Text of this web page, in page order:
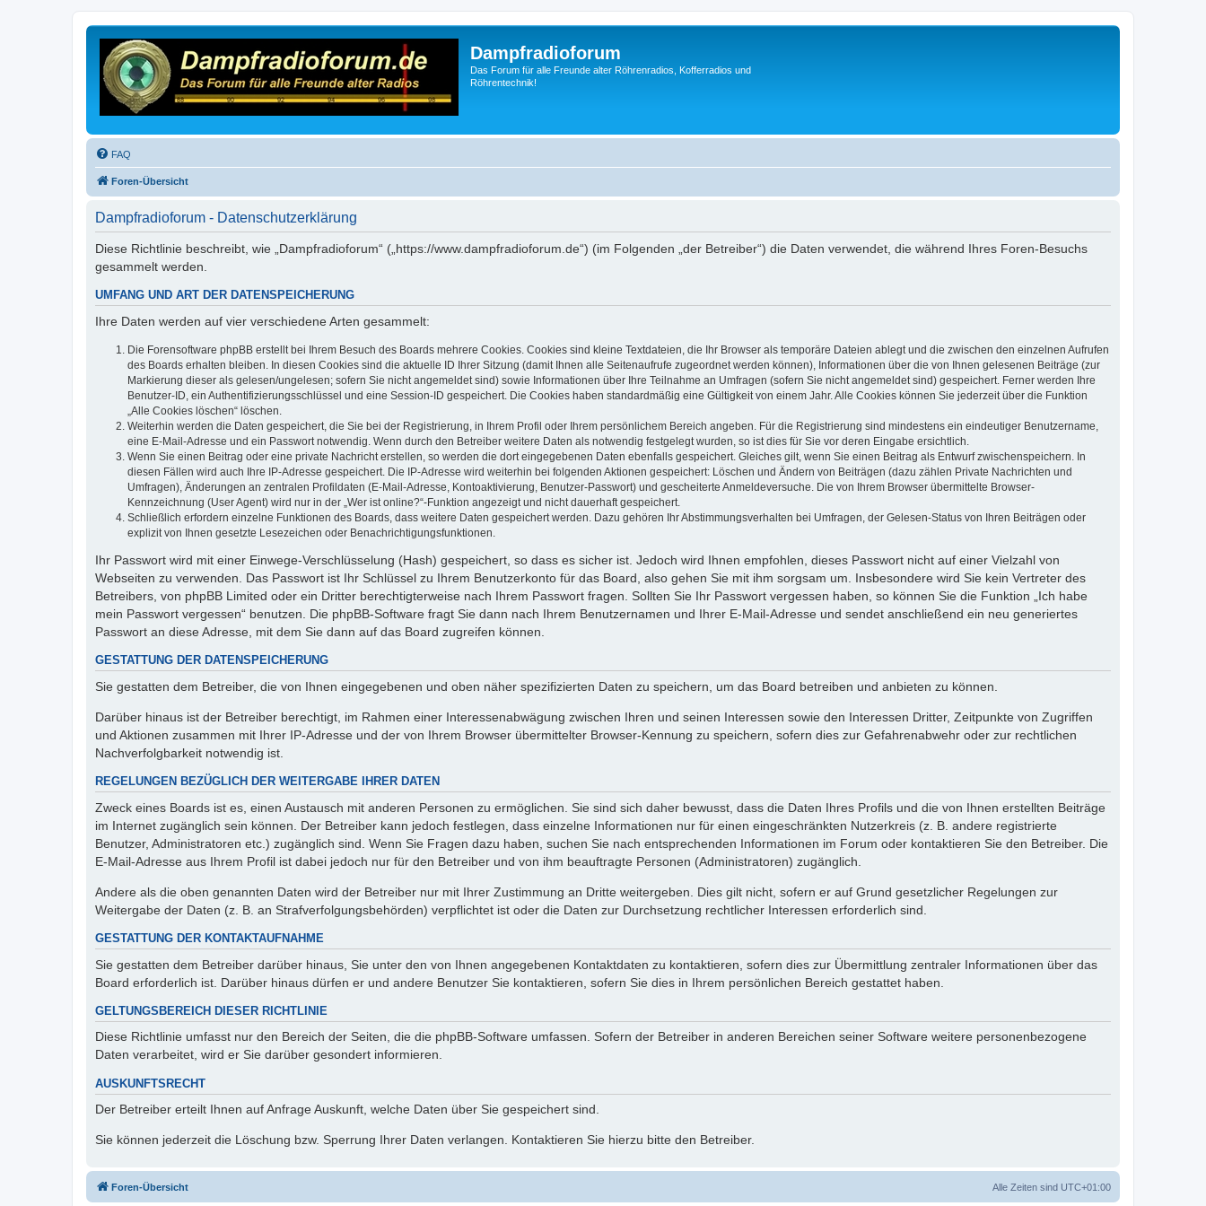
Dampfradioforum
Das Forum für alle Freunde alter Röhrenradios, Kofferradios und
Röhrentechnik!
FAQ
Foren-Übersicht
Dampfradioforum - Datenschutzerklärung
Diese Richtlinie beschreibt, wie „Dampfradioforum“ („https://www.dampfradioforum.de“) (im Folgenden „der Betreiber“) die Daten verwendet, die während Ihres Foren-Besuchs
gesammelt werden.
UMFANG UND ART DER DATENSPEICHERUNG
Ihre Daten werden auf vier verschiedene Arten gesammelt:
Die Forensoftware phpBB erstellt bei Ihrem Besuch des Boards mehrere Cookies. Cookies sind kleine Textdateien, die Ihr Browser als temporäre Dateien ablegt und die zwischen den einzelnen Aufrufen
des Boards erhalten bleiben. In diesen Cookies sind die aktuelle ID Ihrer Sitzung (damit Ihnen alle Seitenaufrufe zugeordnet werden können), Informationen über die von Ihnen gelesenen Beiträge (zur
Markierung dieser als gelesen/ungelesen; sofern Sie nicht angemeldet sind) sowie Informationen über Ihre Teilnahme an Umfragen (sofern Sie nicht angemeldet sind) gespeichert. Ferner werden Ihre
Benutzer-ID, ein Authentifizierungsschlüssel und eine Session-ID gespeichert. Die Cookies haben standardmäßig eine Gültigkeit von einem Jahr. Alle Cookies können Sie jederzeit über die Funktion
„Alle Cookies löschen“ löschen.
Weiterhin werden die Daten gespeichert, die Sie bei der Registrierung, in Ihrem Profil oder Ihrem persönlichem Bereich angeben. Für die Registrierung sind mindestens ein eindeutiger Benutzername,
eine E-Mail-Adresse und ein Passwort notwendig. Wenn durch den Betreiber weitere Daten als notwendig festgelegt wurden, so ist dies für Sie vor deren Eingabe ersichtlich.
Wenn Sie einen Beitrag oder eine private Nachricht erstellen, so werden die dort eingegebenen Daten ebenfalls gespeichert. Gleiches gilt, wenn Sie einen Beitrag als Entwurf zwischenspeichern. In
diesen Fällen wird auch Ihre IP-Adresse gespeichert. Die IP-Adresse wird weiterhin bei folgenden Aktionen gespeichert: Löschen und Ändern von Beiträgen (dazu zählen Private Nachrichten und
Umfragen), Änderungen an zentralen Profildaten (E-Mail-Adresse, Kontoaktivierung, Benutzer-Passwort) und gescheiterte Anmeldeversuche. Die von Ihrem Browser übermittelte Browser-
Kennzeichnung (User Agent) wird nur in der „Wer ist online?“-Funktion angezeigt und nicht dauerhaft gespeichert.
Schließlich erfordern einzelne Funktionen des Boards, dass weitere Daten gespeichert werden. Dazu gehören Ihr Abstimmungsverhalten bei Umfragen, der Gelesen-Status von Ihren Beiträgen oder
explizit von Ihnen gesetzte Lesezeichen oder Benachrichtigungsfunktionen.
Ihr Passwort wird mit einer Einwege-Verschlüsselung (Hash) gespeichert, so dass es sicher ist. Jedoch wird Ihnen empfohlen, dieses Passwort nicht auf einer Vielzahl von
Webseiten zu verwenden. Das Passwort ist Ihr Schlüssel zu Ihrem Benutzerkonto für das Board, also gehen Sie mit ihm sorgsam um. Insbesondere wird Sie kein Vertreter des
Betreibers, von phpBB Limited oder ein Dritter berechtigterweise nach Ihrem Passwort fragen. Sollten Sie Ihr Passwort vergessen haben, so können Sie die Funktion „Ich habe
mein Passwort vergessen“ benutzen. Die phpBB-Software fragt Sie dann nach Ihrem Benutzernamen und Ihrer E-Mail-Adresse und sendet anschließend ein neu generiertes
Passwort an diese Adresse, mit dem Sie dann auf das Board zugreifen können.
GESTATTUNG DER DATENSPEICHERUNG
Sie gestatten dem Betreiber, die von Ihnen eingegebenen und oben näher spezifizierten Daten zu speichern, um das Board betreiben und anbieten zu können.
Darüber hinaus ist der Betreiber berechtigt, im Rahmen einer Interessenabwägung zwischen Ihren und seinen Interessen sowie den Interessen Dritter, Zeitpunkte von Zugriffen
und Aktionen zusammen mit Ihrer IP-Adresse und der von Ihrem Browser übermittelter Browser-Kennung zu speichern, sofern dies zur Gefahrenabwehr oder zur rechtlichen
Nachverfolgbarkeit notwendig ist.
REGELUNGEN BEZÜGLICH DER WEITERGABE IHRER DATEN
Zweck eines Boards ist es, einen Austausch mit anderen Personen zu ermöglichen. Sie sind sich daher bewusst, dass die Daten Ihres Profils und die von Ihnen erstellten Beiträge
im Internet zugänglich sein können. Der Betreiber kann jedoch festlegen, dass einzelne Informationen nur für einen eingeschränkten Nutzerkreis (z. B. andere registrierte
Benutzer, Administratoren etc.) zugänglich sind. Wenn Sie Fragen dazu haben, suchen Sie nach entsprechenden Informationen im Forum oder kontaktieren Sie den Betreiber. Die
E-Mail-Adresse aus Ihrem Profil ist dabei jedoch nur für den Betreiber und von ihm beauftragte Personen (Administratoren) zugänglich.
Andere als die oben genannten Daten wird der Betreiber nur mit Ihrer Zustimmung an Dritte weitergeben. Dies gilt nicht, sofern er auf Grund gesetzlicher Regelungen zur
Weitergabe der Daten (z. B. an Strafverfolgungsbehörden) verpflichtet ist oder die Daten zur Durchsetzung rechtlicher Interessen erforderlich sind.
GESTATTUNG DER KONTAKTAUFNAHME
Sie gestatten dem Betreiber darüber hinaus, Sie unter den von Ihnen angegebenen Kontaktdaten zu kontaktieren, sofern dies zur Übermittlung zentraler Informationen über das
Board erforderlich ist. Darüber hinaus dürfen er und andere Benutzer Sie kontaktieren, sofern Sie dies in Ihrem persönlichen Bereich gestattet haben.
GELTUNGSBEREICH DIESER RICHTLINIE
Diese Richtlinie umfasst nur den Bereich der Seiten, die die phpBB-Software umfassen. Sofern der Betreiber in anderen Bereichen seiner Software weitere personenbezogene
Daten verarbeitet, wird er Sie darüber gesondert informieren.
AUSKUNFTSRECHT
Der Betreiber erteilt Ihnen auf Anfrage Auskunft, welche Daten über Sie gespeichert sind.
Sie können jederzeit die Löschung bzw. Sperrung Ihrer Daten verlangen. Kontaktieren Sie hierzu bitte den Betreiber.
Foren-Übersicht Alle Zeiten sind UTC+01:00